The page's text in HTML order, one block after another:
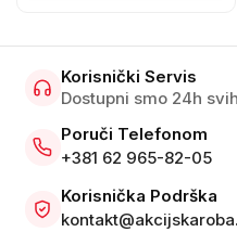
Korisnički Servis
Dostupni smo 24h
Poruči Telefonom
+381 62 965-82-05
Korisnička Podrška